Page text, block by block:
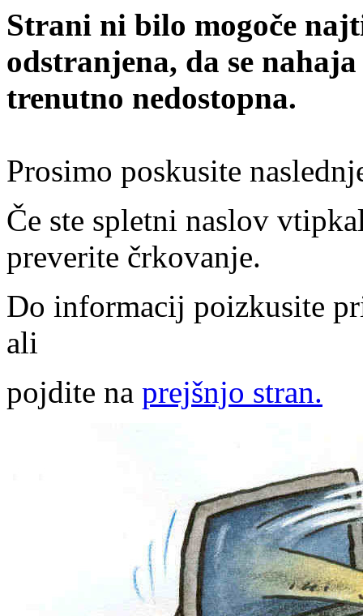
Strani ni bilo mogoče
odstranjena, da se
trenutno nedostopna.
Prosimo poskusite
Če ste spletni naslov
preverite črkovanje.
Do informacij poizkusite
ali
pojdite na prejšnjo stran.